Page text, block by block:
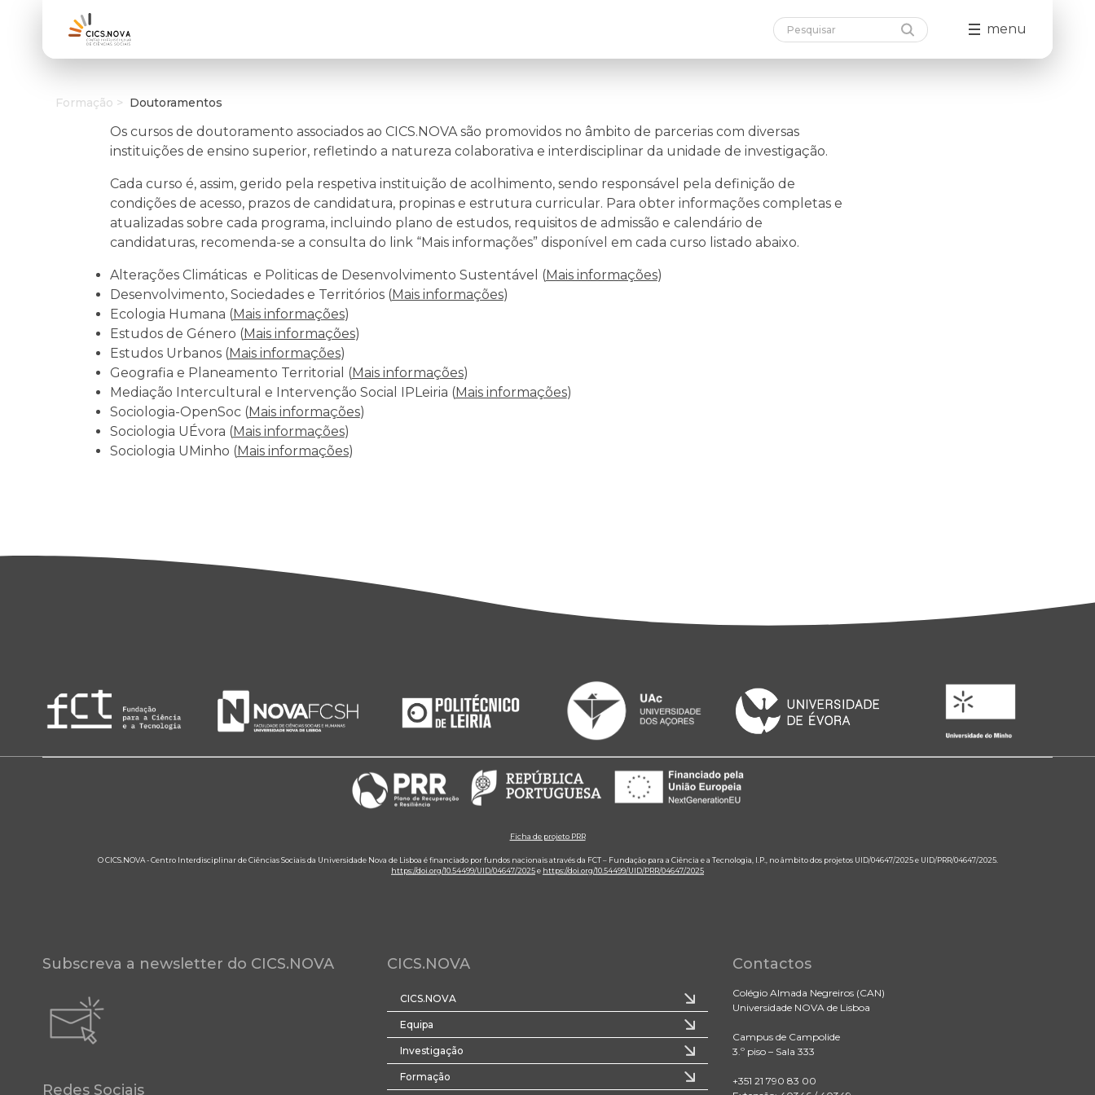
menu
Formação > Doutoramentos
Os cursos de doutoramento associados ao CICS.NOVA são promovidos no âmbito de parcerias com diversas
instituições de ensino superior, refletindo a natureza colaborativa e interdisciplinar da unidade de investigação.
Cada curso é, assim, gerido pela respetiva instituição de acolhimento, sendo responsável pela definição de
condições de acesso, prazos de candidatura, propinas e estrutura curricular. Para obter informações completas e
atualizadas sobre cada programa, incluindo plano de estudos, requisitos de admissão e calendário de
candidaturas, recomenda-se a consulta do link “Mais informações” disponível em cada curso listado abaixo.
Alterações Climáticas e Politicas de Desenvolvimento Sustentável (Mais informações)
Desenvolvimento, Sociedades e Territórios (Mais informações)
Ecologia Humana (Mais informações)
Estudos de Género (Mais informações)
Estudos Urbanos (Mais informações)
Geografia e Planeamento Territorial (Mais informações)
Mediação Intercultural e Intervenção Social IPLeiria (Mais informações)
Sociologia-OpenSoc (Mais informações)
Sociologia UÉvora (Mais informações)
Sociologia UMinho (Mais informações)
Ficha de projeto PRR
O CICS.NOVA - Centro Interdisciplinar de Ciências Sociais da Universidade Nova de Lisboa é financiado por fundos nacionais através da FCT – Fundação para a Ciência e a Tecnologia, I.P., no âmbito dos projetos UID/04647/2025 e UID/PRR/04647/2025.
https://doi.org/10.54499/UID/04647/2025e https://doi.org/10.54499/UID/PRR/04647/2025
Subscreva a newsletter do CICS.NOVA
Redes Sociais
CICS.NOVA
CICS.NOVA
Equipa
Investigação
Formação
Contactos
Colégio Almada Negreiros (CAN)
Universidade NOVA de Lisboa
Campus de Campolide
3.º piso – Sala 333
+351 21 790 83 00